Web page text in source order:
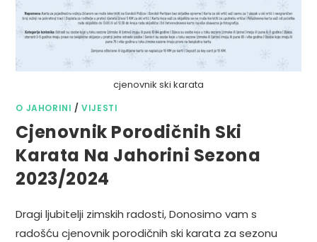
cjenovnik ski karata
O JAHORINI /VIJESTI
Cjenovnik Porodičnih Ski
Karata Na Jahorini Sezona
2023/2024
Dragi ljubitelji zimskih radosti, Donosimo vam s
radošću cjenovnik porodičnih ski karata za sezonu